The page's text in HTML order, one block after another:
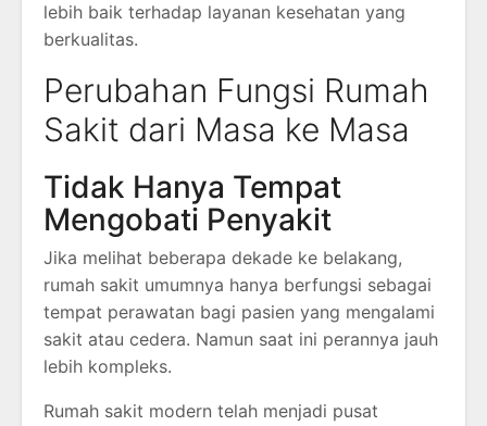
lebih baik terhadap layanan kesehatan yang
berkualitas.
Perubahan Fungsi Rumah
Sakit dari Masa ke Masa
Tidak Hanya Tempat
Mengobati Penyakit
Jika melihat beberapa dekade ke belakang,
rumah sakit umumnya hanya berfungsi sebagai
tempat perawatan bagi pasien yang mengalami
sakit atau cedera. Namun saat ini perannya jauh
lebih kompleks.
Rumah sakit modern telah menjadi pusat